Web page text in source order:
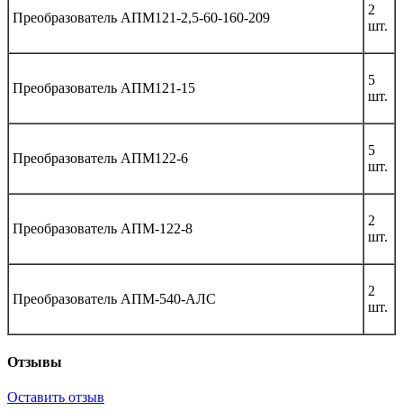
Преобразователь АПМ121-2,5-60-160-209
2
шт.
Преобразователь АПМ121-15
5
шт.
Преобразователь АПМ122-6
5
шт.
Преобразователь АПМ-122-8
2
шт.
Преобразователь АПМ-540-АЛС
2
шт.
Отзывы
Оставить отзыв